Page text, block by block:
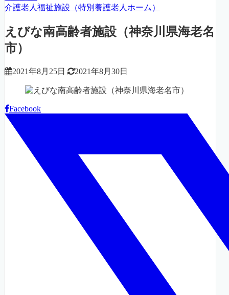
介護老人福祉施設（特別養護老人ホーム）
えびな南高齢者施設（神奈川県海老名
市）
2021年8月25日 2021年8月30日
Facebook